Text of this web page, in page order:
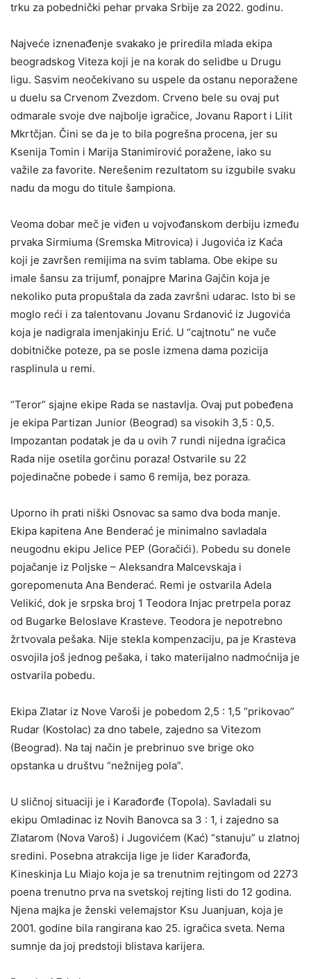
trku za pobednički pehar prvaka Srbije za 2022. godinu.
Najveće iznenađenje svakako je priredila mlada ekipa
beogradskog Viteza koji je na korak do selidbe u Drugu
ligu. Sasvim neočekivano su uspele da ostanu neporažene
u duelu sa Crvenom Zvezdom. Crveno bele su ovaj put
odmarale svoje dve najbolje igračice, Jovanu Raport i Lilit
Mkrtčjan. Čini se da je to bila pogrešna procena, jer su
Ksenija Tomin i Marija Stanimirović poražene, iako su
važile za favorite. Nerešenim rezultatom su izgubile svaku
nadu da mogu do titule šampiona.
Veoma dobar meč je viđen u vojvođanskom derbiju između
prvaka Sirmiuma (Sremska Mitrovica) i Jugovića iz Kaća
koji je završen remijima na svim tablama. Obe ekipe su
imale šansu za trijumf, ponajpre Marina Gajčin koja je
nekoliko puta propuštala da zada završni udarac. Isto bi se
moglo reći i za talentovanu Jovanu Srdanović iz Jugovića
koja je nadigrala imenjakinju Erić. U “cajtnotu” ne vuče
dobitničke poteze, pa se posle izmena dama pozicija
rasplinula u remi.
“Teror” sjajne ekipe Rada se nastavlja. Ovaj put pobeđena
je ekipa Partizan Junior (Beograd) sa visokih 3,5 : 0,5.
Impozantan podatak je da u ovih 7 rundi nijedna igračica
Rada nije osetila gorčinu poraza! Ostvarile su 22
pojedinačne pobede i samo 6 remija, bez poraza.
Uporno ih prati niški Osnovac sa samo dva boda manje.
Ekipa kapitena Ane Benderać je minimalno savladala
neugodnu ekipu Jelice PEP (Goračići). Pobedu su donele
pojačanje iz Poljske – Aleksandra Malcevskaja i
gorepomenuta Ana Benderać. Remi je ostvarila Adela
Velikić, dok je srpska broj 1 Teodora Injac pretrpela poraz
od Bugarke Beloslave Krasteve. Teodora je nepotrebno
žrtvovala pešaka. Nije stekla kompenzaciju, pa je Krasteva
osvojila još jednog pešaka, i tako materijalno nadmoćnija je
ostvarila pobedu.
Ekipa Zlatar iz Nove Varoši je pobedom 2,5 : 1,5 “prikovao”
Rudar (Kostolac) za dno tabele, zajedno sa Vitezom
(Beograd). Na taj način je prebrinuo sve brige oko
opstanka u društvu “nežnijeg pola”.
U sličnoj situaciji je i Karađorđe (Topola). Savladali su
ekipu Omladinac iz Novih Banovca sa 3 : 1, i zajedno sa
Zlatarom (Nova Varoš) i Jugovićem (Kać) “stanuju” u zlatnoj
sredini. Posebna atrakcija lige je lider Karađorđa,
Kineskinja Lu Miajo koja je sa trenutnim rejtingom od 2273
poena trenutno prva na svetskoj rejting listi do 12 godina.
Njena majka je ženski velemajstor Ksu Juanjuan, koja je
2001. godine bila rangirana kao 25. igračica sveta. Nema
sumnje da joj predstoji blistava karijera.